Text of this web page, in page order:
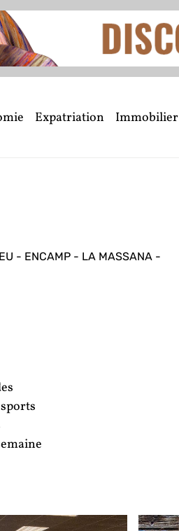
Expatriation Immobilier
- ENCAMP - LA MASSANA -